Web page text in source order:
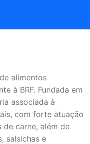
alimentos
à BRF. Fundada em
associada à
com forte atuação
de carne, além de
salsichas e